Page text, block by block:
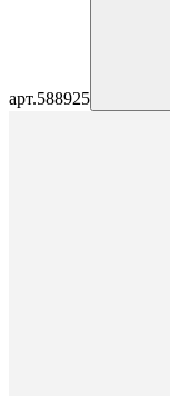
арт.588925